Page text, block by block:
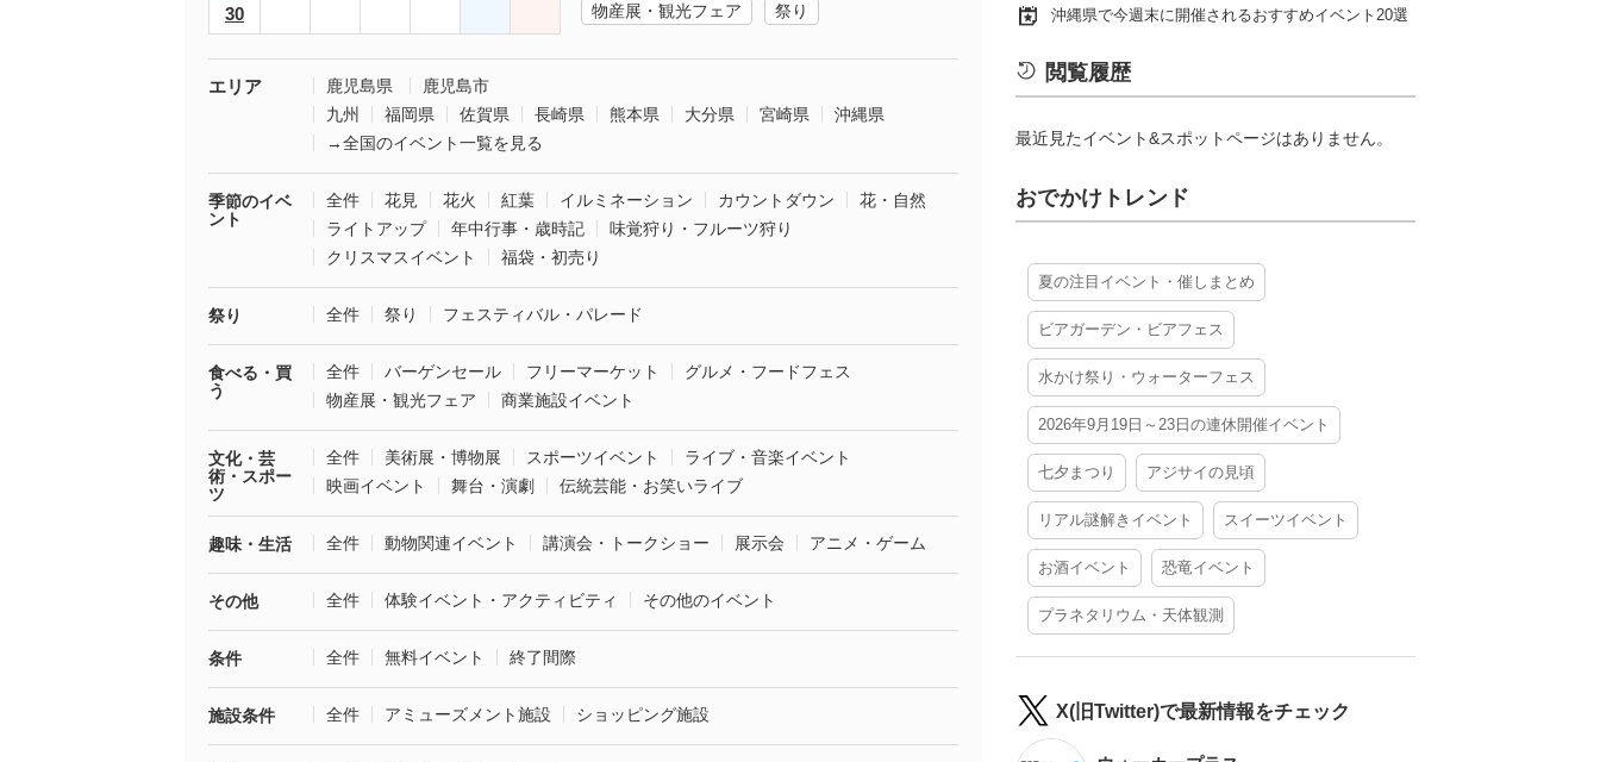
30
物産展・観光フェア
祭り
エリア 鹿児島県
鹿児島市
九州
福岡県 佐賀県 長崎県 熊本県 大分県 宮崎県
沖縄県
→全国のイベント一覧を見る
季節のイベ
ント
全件 花見 花火 紅葉 イルミネーション カウントダウン
花・自然
ライトアップ
年中行事・歳時記
味覚狩り・フルーツ狩り
クリスマスイベント
福袋・初売り
祭り 全件 祭り フェスティバル・パレード
食べる・買
う
全件 バーゲンセール フリーマーケット
グルメ・フードフェス
物産展・観光フェア
商業施設イベント
文化・芸
術・スポー
ツ
全件 美術展・博物展 スポーツイベント
ライブ・音楽イベント
映画イベント
舞台・演劇 伝統芸能・お笑いライブ
趣味・生活 全件 動物関連イベント 講演会・トークショー 展示会 アニメ・ゲーム
その他 全件 体験イベント・アクティビティ その他のイベント
条件 全件 無料イベント 終了間際
施設条件 全件 アミューズメント施設 ショッピング施設
沖縄県で今週末に開催されるおすすめイベント20選
閲覧履歴
最近見たイベント&スポットページはありません。
おでかけトレンド
夏の注目イベント・催しまとめ
ビアガーデン・ビアフェス
水かけ祭り・ウォーターフェス
2026年9月19日～23日の連休開催イベント
七夕まつり アジサイの見頃
リアル謎解きイベント スイーツイベント
お酒イベント 恐竜イベント
プラネタリウム・天体観測
X(旧Twitter)で最新情報をチェック